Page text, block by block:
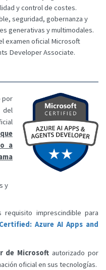
y control de costes.
seguridad, gobernanza y
generativas y multimodales.
examen oficial Microsoft
Developer Associate.
por
que
a
y
imprescindible para
Azure AI Apps and
de Microsoft autorizado por
oficial en sus tecnologías.